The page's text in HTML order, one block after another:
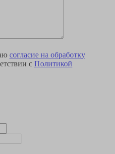
согласие на обработку
с Политикой